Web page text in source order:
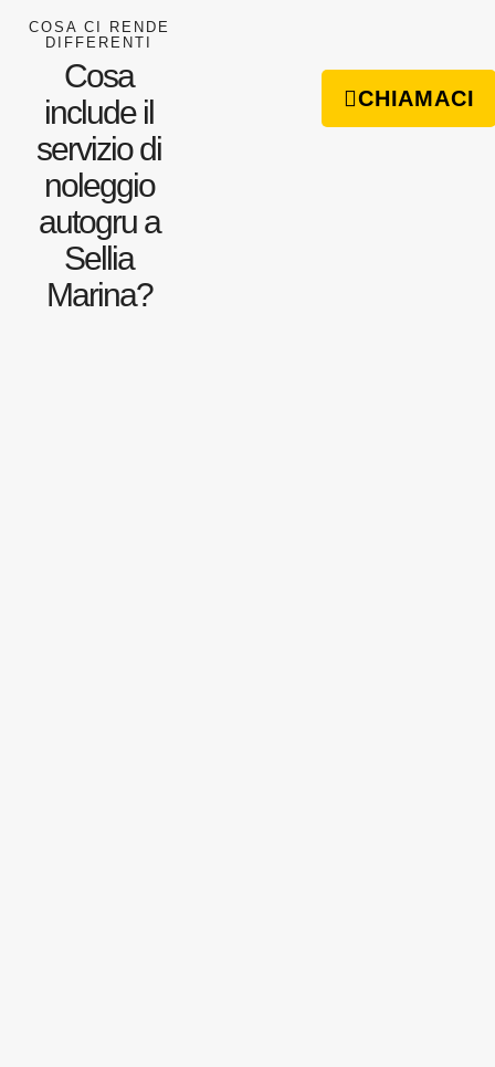
COSA CI RENDE
DIFFERENTI
Cosa
include il
servizio di
noleggio
autogru a
Sellia
Marina?
CHIAMACI